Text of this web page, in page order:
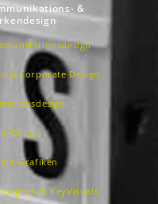
&
& Corporate Design
Design
Grafiken
& KeyVisuals